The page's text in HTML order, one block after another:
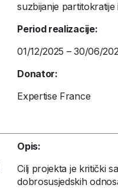
suzbijanje
Period realizacije:
01/12/2025 – 30/06/
Donator:
Expertise France
Opis:
Cilj projekta je kritički
dobrosusjedskih